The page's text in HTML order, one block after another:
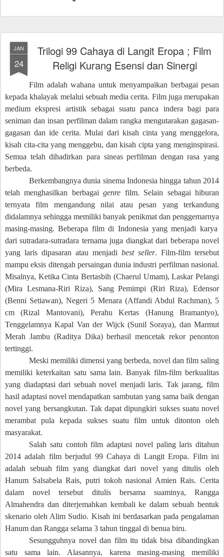
JAN
24
Trilogi 99 Cahaya di Langit Eropa ; Film
Religi Kurang Esensi dan Sinergi
Film adalah wahana untuk menyampaikan berbagai pesan
kepada khalayak melalui sebuah media cerita. Film juga merupakan
medium ekspresi artistik sebagai suatu panca indera bagi para
seniman dan insan perfilman dalam rangka mengutarakan gagasan-
gagasan dan ide cerita. Mulai dari kisah cinta yang menggelora,
kisah cita-cita yang menggebu, dan kisah cipta yang menginspirasi.
Semua telah dihadirkan para sineas perfilman dengan rasa yang
berbeda.
Berkembangnya dunia sinema Indonesiahingga tahun 2014
telah menghasilkan berbagaigenre film. Selain sebagai hiburan
ternyatafilm mengandung nilai atau pesan yang terkandung
didalamnya sehingga memiliki banyak penikmat dan penggemarnya
masing-masing. Beberapa film di Indonesia yang menjadi karya
dari sutradara-sutradara ternama juga diangkat dari beberapa novel
yang laris dipasaran atau menjadi best seller. Film-film tersebut
mampu eksis ditengah persaingan dunia industri perfilman nasional.
Misalnya, Ketika Cinta Bertasbih (Chaerul Umam), Laskar Pelangi
(Mira Lesmana-Riri Riza), Sang Pemimpi (Riri Riza), Edensor
(Benni Setiawan), Negeri 5 Menara (Affandi Abdul Rachman), 5
cm (Rizal Mantovani), Perahu Kertas (Hanung Bramantyo),
Tenggelamnya Kapal Van der Wijck (Sunil Soraya), dan Marmut
Merah Jambu (Raditya Dika) berhasil mencetak rekor penonton
tertinggi.
Meski memiliki dimensi yang berbeda, novel dan film saling
memiliki keterkaitan satu sama lain. Banyak film-film berkualitas
yang diadaptasi dari sebuah novel menjadi laris. Tak jarang, film
hasil adaptasi novel mendapatkan sambutan yang sama baik dengan
novel yang bersangkutan. Tak dapat dipungkiri sukses suatu novel
merambat pula kepada sukses suatu film untuk ditonton oleh
masyarakat.
Salah satu contoh film adaptasi novel paling laris ditahun
2014 adalah film berjudul 99 Cahaya di Langit Eropa. Film ini
adalah sebuah film yang diangkat dari novel yang ditulis oleh
Hanum Salsabela Rais, putri tokoh nasional Amien Rais. Cerita
dalam novel tersebut ditulis bersama suaminya, Rangga
Almahendra dan diterjemahkan kembali ke dalam sebuah bentuk
skenario oleh Alim Sudio. Kisah ini berdasarkan pada pengalaman
Hanum dan Rangga selama 3 tahun tinggal di benua biru.
Sesungguhnya novel dan film itu tidak bisa dibandingkan
satu sama lain. Alasannya, karena masing-masing memiliki